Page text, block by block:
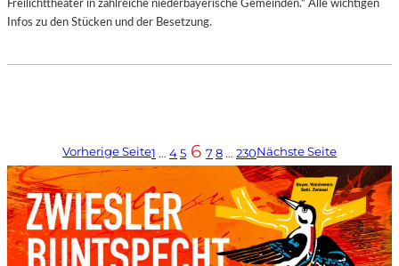
Freilichttheater in zahlreiche niederbayerische Gemeinden.“ Alle wichtigen
Infos zu den Stücken und der Besetzung.
Vorherige Seite1 … 45 6 78 … 230Nächste Seite